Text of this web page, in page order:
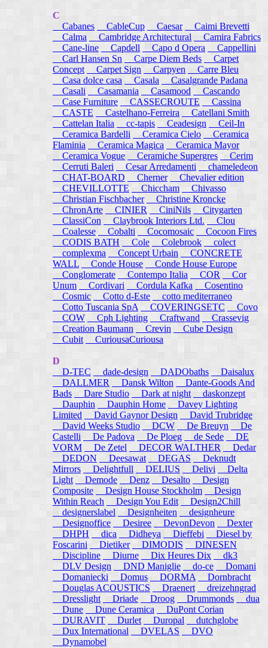
C
Cabanes
CableCup Caesar
Caimi Brevetti
Calma
Cambridge Architectural
Camira Fabrics
Cane-line
Capdell Capo d Opera
Cappellini
Carl Hansen Sn
Carpe Diem Beds
Carpet
Concept
Carpet Sign Carpyen
Carre Bleu
Casa dolce casa
Casala
Casalgrande Padana
Casali
Casamania Casamood
Cascando
Case Furniture
CASSECROUTE
Cassina
CASTE
Castelhano-Ferreira
Catellani Smith
Cattelan Italia
cc-tapis Ceadesign
Ceil-In
Ceramica Bardelli
Ceramica Cielo
Ceramica
Flaminia
Ceramica Magica
Ceramica Mayor
Ceramica Vogue
Ceramiche Supergres Cerim
Cerruti Baleri
Cesar Arredamenti
chameledeon
CHAT-BOARD
Cherner
Chevalier edition
CHEVILLOTTE
Chiccham
Chivasso
Christian Fischbacher
Christine Kroncke
ChronArte
CINIER CiniNils
Citygarten
ClassiCon
Claybrook Interiors Ltd.
Clou
Coalesse
Cobalti Cocomosaic
Cocoon Fires
CODIS BATH
Cole Colebrook
colect
complexma
Concept Urbain
CONCRETE
WALL
Conde House
Conde House Europe
Conglomerate
Contempo Italia COR
Cor
Unum
Cordivari Cordula Kafka
Cosentino
Cosmic
Cotto d-Este
cotto mediterraneo
Cotto Tuscania SpA
COVERINGSETC
Covo
COW
Cph Lighting Craftwand
Crassevig
Creation Baumann
Crevin
Cube Design
Cubit
CuriousaCuriousa
D
D-TEC
dade-design DADObaths
Daisalux
DALLMER
Dansk Wilton
Dante-Goods And
Bads
Dare Studio Dark at night
daskonzept
Dauphin
Dauphin Home
Davey Lighting
Limited
David Gaynor Design
David Trubridge
David Weeks Studio
DCW De Breuyn
De
Castelli
De Padova De Ploeg de Sede
DE
VORM
De Zetel DECOR WALTHER
Dedar
DEDON
Deesawat DEGAS
Deknudt
Mirrors
Delightfull DELIUS Delivi
Delta
Light
Demode Denz Desalto
Design
Composite
Design House Stockholm
Design
Within Reach
Design You Edit
Design2Chill
designerslabel
Designheiten
designheure
Designoffice
Desiree DevonDevon
Dexter
DHPH
dica Didheya Dieffebi
Diesel by
Foscarini
Dietiker DIMODIS
DINESEN
Discipline
Diurne Dix Heures Dix
dk3
DLV Design
DND Maniglie do-ce
Domani
Domaniecki
Domus DORMA
Dornbracht
Douglas ACOUSTICS
Draenert
dreizehngrad
Dresslight Driade Droog Drummonds
dua
Dune
Dune Ceramica
DuPont Corian
DURAVIT
Durlet Duropal
dutchglobe
Dux International
DVELAS
DVO
Dynamobel